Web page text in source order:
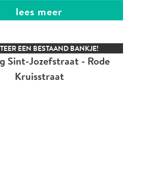
lees meer
EEN BESTAAND BANKJE!
Sint-Jozefstraat - Rode
Kruisstraat